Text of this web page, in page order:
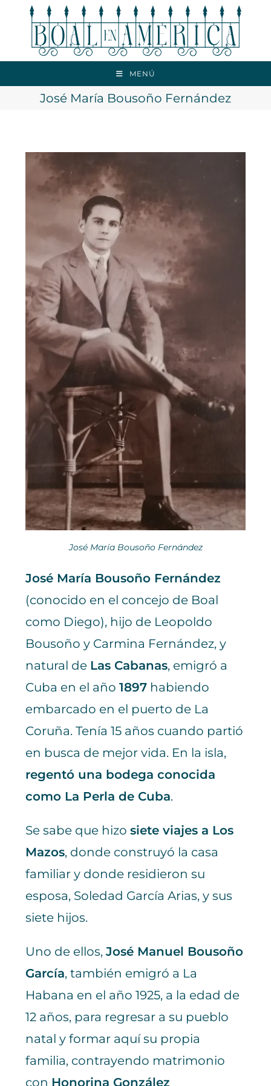
MENÚ
José María Bousoño Fernández
José María Bousoño Fernández
José María Bousoño Fernández
(conocido en el concejo de Boal
como Diego), hijo de Leopoldo
Bousoño y Carmina Fernández, y
natural de Las Cabanas, emigró a
Cuba en el año1897 habiendo
embarcado en el puerto de La
Coruña. Tenía 15 años cuando partió
en busca de mejor vida. En la isla,
regentó una bodega conocida
como La Perla de Cuba.
Se sabe que hizosiete viajes a Los
Mazos, donde construyó la casa
familiar y donde residieron su
esposa, Soledad García Arias, y sus
siete hijos.
Uno de ellos,José Manuel Bousoño
García, también emigró a La
Habana en el año 1925, a la edad de
12 años, para regresar a su pueblo
natal y formar aquí su propia
familia, contrayendo matrimonio
con Honorina González